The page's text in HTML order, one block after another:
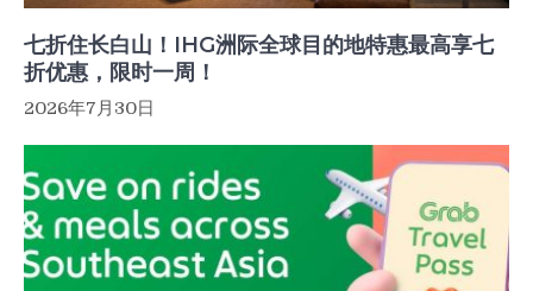
七折住长白山！IHG洲际全球目的地特惠最高享七
折优惠，限时一周！
2026年7月30日